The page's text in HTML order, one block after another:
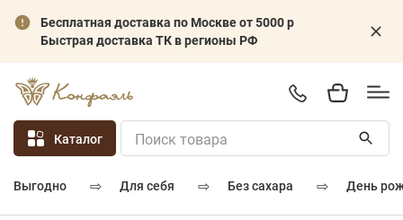
Бесплатная доставка по Москве от 5000 р
Быстрая доставка ТК в регионы РФ
Каталог
выгодно ⇨ для себя ⇨ без сахара ⇨ день